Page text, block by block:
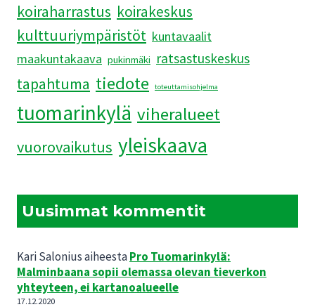
koiraharrastus koirakeskus
kulttuuriympäristöt kuntavaalit
maakuntakaava pukinmäki ratsastuskeskus
tapahtuma tiedote toteuttamisohjelma
tuomarinkylä viheralueet
vuorovaikutus yleiskaava
Uusimmat kommentit
Kari SaloniusaiheestaPro Tuomarinkylä:
Malminbaana sopii olemassa olevan tieverkon
yhteyteen, ei kartanoalueelle
17.12.2020